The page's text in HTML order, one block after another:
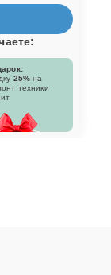
25% на
техники